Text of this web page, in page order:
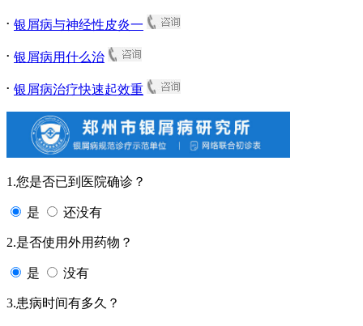
. 银屑病与神经性皮炎一
. 银屑病用什么治
. 银屑病治疗快速起效重
1.您是否已到医院确诊？
是 还没有
2.是否使用外用药物？
是 没有
3.患病时间有多久？